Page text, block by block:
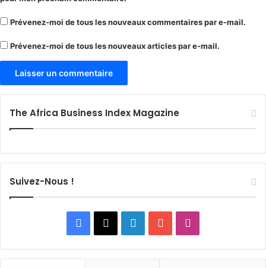
Prévenez-moi de tous les nouveaux commentaires par e-mail.
Prévenez-moi de tous les nouveaux articles par e-mail.
The Africa Business Index Magazine
Suivez-Nous !
Facebook
X LinkedinYouTube